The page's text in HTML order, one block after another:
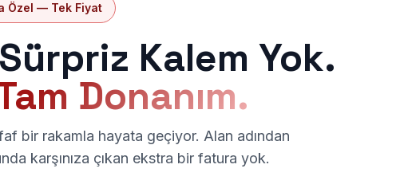
Özel — Tek Fiyat
Kalem Yok.
Donanım.
bir rakamla hayata geçiyor. Alan adından
karşınıza çıkan ekstra bir fatura yok.